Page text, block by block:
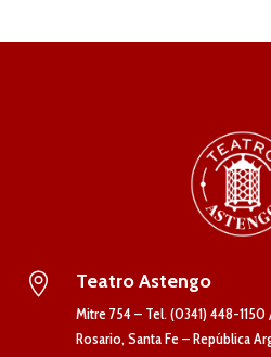
 Teatro Astengo
Mitre 754 – Tel. (0341) 448-
Rosario, Santa Fe – República